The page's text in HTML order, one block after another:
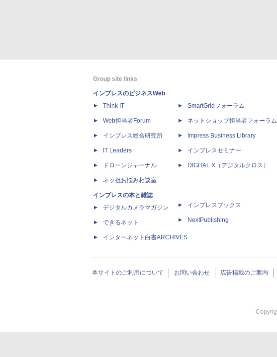
Group site links
インプレスのビジネスWeb
Think IT
Web担当者Forum
インプレス総合研究所
IT Leaders
ドローンジャーナル
ネッ担お悩み相談室
インプレスの本と雑誌
デジタルカメラマガジン
できるネット
インターネット白書ARCHIVES
SmartGridフォーラム
ネットショップ担当者フォーラム
Impress Business Library
インプレスセミナー
DIGITAL X（デジタルクロス）
インプレスブックス
NextPublishing
本サイトのご利用について お問い合わせ 広告掲載のご案内